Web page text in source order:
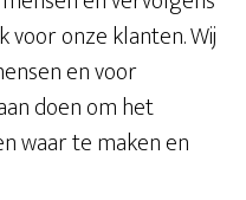
onze klanten. Wij
en voor
doen om het
waar te maken en